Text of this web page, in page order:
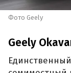
Фото Geely
Geely